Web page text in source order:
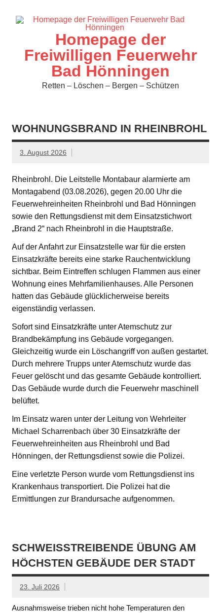
springen
Homepage der
Freiwilligen Feuerwehr
Bad Hönningen
Retten – Löschen – Bergen – Schützen
WOHNUNGSBRAND IN RHEINBROHL
3. August 2026
Rheinbrohl. Die Leitstelle Montabaur alarmierte am
Montagabend (03.08.2026), gegen 20.00 Uhr die
Feuerwehreinheiten Rheinbrohl und Bad Hönningen
sowie den Rettungsdienst mit dem Einsatzstichwort
„Brand 2“ nach Rheinbrohl in die Hauptstraße.
Auf der Anfahrt zur Einsatzstelle war für die ersten
Einsatzkräfte bereits eine starke Rauchentwicklung
sichtbar. Beim Eintreffen schlugen Flammen aus einer
Wohnung eines Mehrfamilienhauses. Alle Personen
hatten das Gebäude glücklicherweise bereits
eigenständig verlassen.
Sofort sind Einsatzkräfte unter Atemschutz zur
Brandbekämpfung ins Gebäude vorgegangen.
Gleichzeitig wurde ein Löschangriff von außen gestartet.
Durch mehrere Trupps unter Atemschutz wurde das
Feuer gelöscht und das gesamte Gebäude kontrolliert.
Das Gebäude wurde durch die Feuerwehr maschinell
belüftet.
Im Einsatz waren unter der Leitung von Wehrleiter
Michael Scharrenbach über 30 Einsatzkräfte der
Feuerwehreinheiten aus Rheinbrohl und Bad
Hönningen, der Rettungsdienst sowie die Polizei.
Eine verletzte Person wurde vom Rettungsdienst ins
Krankenhaus transportiert. Die Polizei hat die
Ermittlungen zur Brandursache aufgenommen.
SCHWEISSTREIBENDE ÜBUNG AM H
ÖCHSTEN GEBÄUDE DER STADT
23. Juli 2026
Ausnahmsweise trieben nicht hohe Temperaturen den